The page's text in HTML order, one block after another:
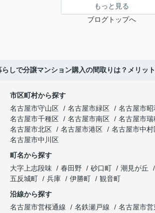
もっと見る
ブログトップへ
らしで分譲マンション購入の間取りは？メリッ
市区町村から探す
名古屋市守山区
名古屋市緑区
名古屋市昭
名古屋市千種区
名古屋市南区
名古屋市瑞
名古屋市北区
名古屋市港区
名古屋市中村
名古屋市中川区
町名から探す
大字上志段味
春田野 砂口町 潮見が丘
五反城町
兵庫 伊勝町
観音町
沿線から探す
名古屋市営桜通線
名鉄瀬戸線 名古屋市営